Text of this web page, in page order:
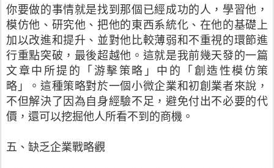
你要做的事情就是找到那個已經成功的人，學習他，
模仿他、研究他、把他的東西系統化、在他的基礎上
加以改進和提升、並對他比較薄弱和不重視的環節進
行重點突破，最後超越他。這就是我前幾天發的一篇
文章中所提的「游擊策略」中的「創造性模仿策
略」。這種策略對於一個小微企業和初創業者來說，
不但解決了因為自身經驗不足，避免付出不必要的代
價，還可以挖掘他人所看不到的商機。
五、缺乏企業戰略觀